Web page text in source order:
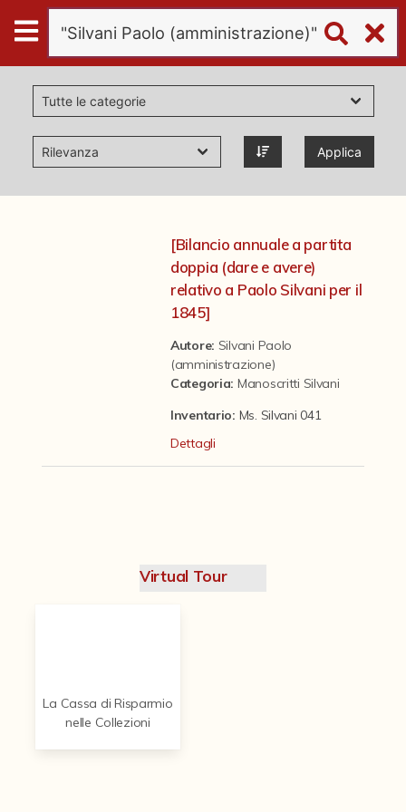
Digital
Humanities
Donazioni
Pubblicazioni
Il progetto Digital Humanities
Applica
[Bilancio annuale a partita
doppia (dare e avere)
relativo a Paolo Silvani per il
1845]
Autore: Silvani Paolo
(amministrazione)
Categoria: Manoscritti Silvani
Inventario: Ms. Silvani 041
Dettagli
Virtual Tour
La Cassa di Risparmio
nelle Collezioni